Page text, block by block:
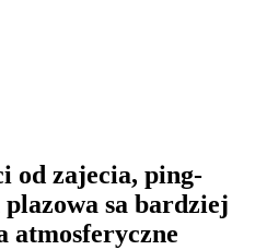
od zajecia, ping-
sa bardziej